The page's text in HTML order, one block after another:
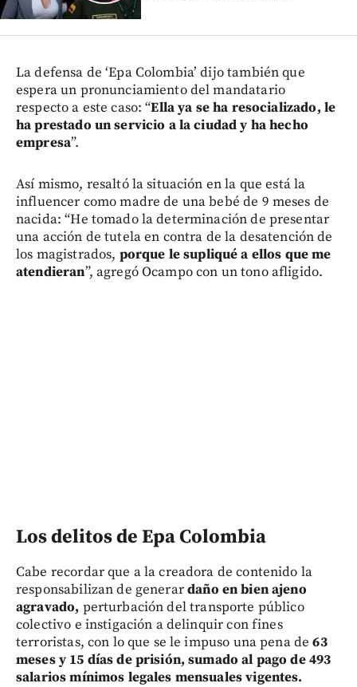
La defensa de ‘Epa Colombia’ dijo también que
espera un pronunciamiento del mandatario
respecto a este caso: “Ella ya se ha resocializado, le
ha prestado un servicio a la ciudad y ha hecho
empresa”.
Así mismo, resaltó la situación en la que está la
influencer como madre de una bebé de 9 meses de
nacida: “He tomado la determinación de presentar
una acción de tutela en contra de la desatención de
los magistrados, porque le supliqué a ellos que me
atendieran”, agregó Ocampo con un tono afligido.
Los delitos de Epa Colombia
Cabe recordar que a la creadora de contenido la
responsabilizan de generardaño en bien ajeno
agravado, perturbación del transporte público
colectivo e instigación a delinquir con fines
terroristas, con lo que se le impuso una pena de 63
meses y 15 días de prisión, sumado al pago de 493
salarios mínimos legales mensuales vigentes.